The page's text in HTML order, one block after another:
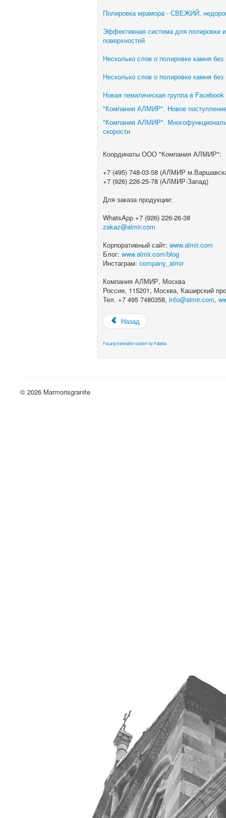
Полировка мрамора - СВЕЖИЙ,
Эффективная система для полировки
поверхностей
Несколько слов о полировке камня
Несколько слов о полировке камня
Новая тематическая группа в
"Компания АЛМИР". Новое
"Компания АЛМИР".
скорости
Координаты ООО "Компания АЛМИР":
+7 (495) 748-03-58 (АЛМИР
+7 (926) 226-25-78 (АЛМИР-Запад)
Для заказа продукции:
WhatsApp +7 (926) 226-26-38
zakaz@almir.com
Корпоративный сайт:www.almir.com
Блог:www.almir.com/blog
Инстаграм:company_almir
Компания АЛМИР, Москва
Россия, 115201, Москва, Каширский
Тел. +7 495 7480358,info@almir.com,
Назад
FaLang translation system by Faboba
© 2026 Marmorisgranite